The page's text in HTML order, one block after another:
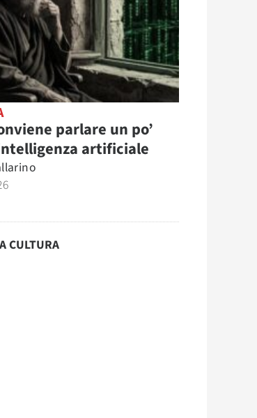
parlare un po’
artificiale
CULTURA